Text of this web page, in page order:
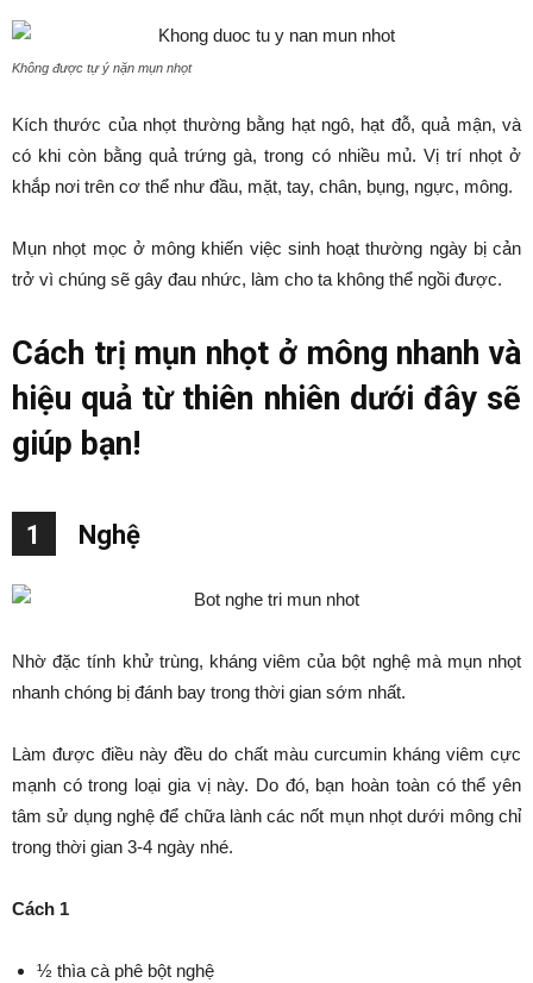
Không được tự ý nặn mụn nhọt
Kích thước của nhọt thường bằng hạt ngô, hạt đỗ, quả mận, và
có khi còn bằng quả trứng gà, trong có nhiều mủ. Vị trí nhọt ở
khắp nơi trên cơ thể như đầu, mặt, tay, chân, bụng, ngực, mông.
Mụn nhọt mọc ở mông khiến việc sinh hoạt thường ngày bị cản
trở vì chúng sẽ gây đau nhức, làm cho ta không thể ngồi được.
Cách trị mụn nhọt ở mông nhanh và
hiệu quả từ thiên nhiên dưới đây sẽ
giúp bạn!
1 Nghệ
Nhờ đặc tính khử trùng, kháng viêm của bột nghệ mà mụn nhọt
nhanh chóng bị đánh bay trong thời gian sớm nhất.
Làm được điều này đều do chất màu curcumin kháng viêm cực
mạnh có trong loại gia vị này. Do đó, bạn hoàn toàn có thể yên
tâm sử dụng nghệ để chữa lành các nốt mụn nhọt dưới mông chỉ
trong thời gian 3-4 ngày nhé.
Cách 1
½ thìa cà phê bột nghệ